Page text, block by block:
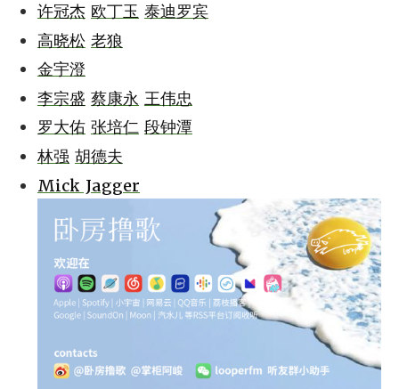
许冠杰 欧丁玉 泰迪罗宾
高晓松 老狼
金宇澄
李宗盛 蔡康永 王伟忠
罗大佑 张培仁 段钟潭
林强 胡德夫
Mick Jagger